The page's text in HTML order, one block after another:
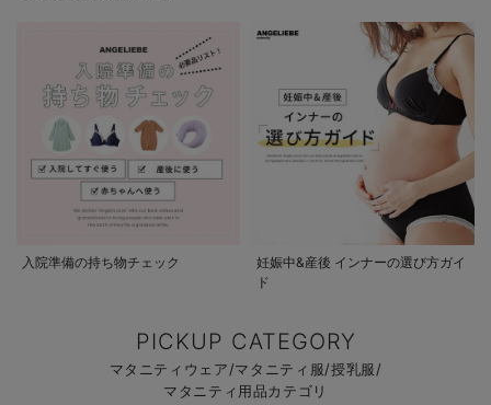
入院準備の持ち物チェック
妊娠中&産後 インナーの選び方ガイ
ド
PICKUP CATEGORY
マタニティウェア/マタニティ服/授乳服/
マタニティ用品カテゴリ